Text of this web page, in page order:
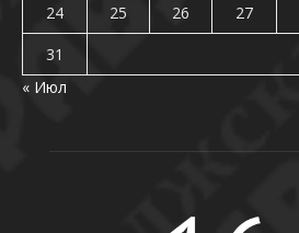
24
25 26 27
31
« Июл